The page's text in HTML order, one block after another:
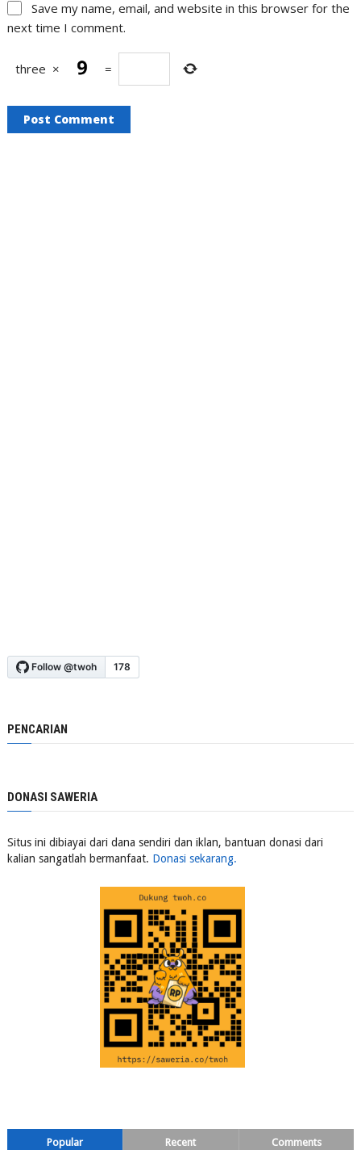
Save my name, email, and website in this browser for the
next time I comment.
three × =
PENCARIAN
DONASI SAWERIA
Situs ini dibiayai dari dana sendiri dan iklan, bantuan donasi dari
kalian sangatlah bermanfaat. Donasi sekarang.
Popular Recent Comments